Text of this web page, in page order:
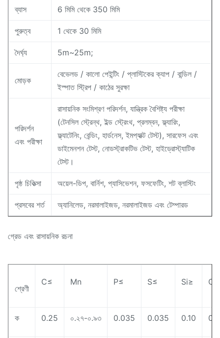
ব্যাস 6 মিমি থেকে 350 মিমি
পুরুত্ব 1 থেকে 30 মিমি
দৈর্ঘ্য 5m~25m;
মোড়ক
বেভেলড / কালো পেইন্টিং / প্লাস্টিকের ক্যাপ / বান্ডিল /
ইস্পাত স্ট্রিপ / কাঠের সুরক্ষা
পরিদর্শন
এবং পরীক্ষা
রাসায়নিক সংমিশ্রণ পরিদর্শন, যান্ত্রিক বৈশিষ্ট্য পরীক্ষা
(টেনসিল স্ট্রেন্থ, ইল্ড স্ট্রেংথ, প্রলম্বন, ফ্ল্যারিং,
ফ্ল্যাটেনিং, বেন্ডিং, হার্ডনেস, ইমপ্যাক্ট টেস্ট), সারফেস এবং
ডাইমেনশন টেস্ট, নোডস্ট্রাকটিভ টেস্ট, হাইড্রোস্ট্যাটিক
টেস্ট।
পৃষ্ঠ চিকিত্সা অয়েল-ডিপ, বার্নিশ, প্যাসিভেশন, ফসফেটিং, শট ব্লাস্টিং
প্রসবের শর্ত অ্যানিলেড, নরমালাইজড, নরমালাইজড এবং টেম্পারড
গ্রেড এবং রাসায়নিক রচনা
শ্রেণী
C≤ Mn P≤ S≤ Si≥
ক 0.25 ০.২৭-০.৯৩ 0.035 0.035 0.10